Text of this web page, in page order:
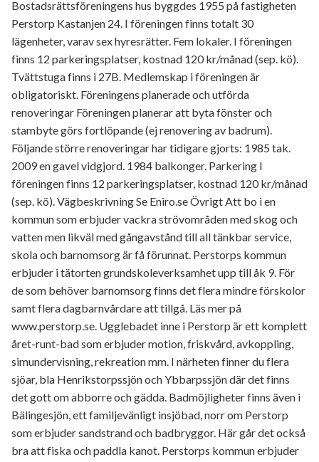
Bostadsrättsföreningens hus byggdes 1955 på fastigheten
Perstorp Kastanjen 24. I föreningen finns totalt 30
lägenheter, varav sex hyresrätter. Fem lokaler. I föreningen
finns 12 parkeringsplatser, kostnad 120 kr/månad (sep. kö).
Tvättstuga finns i 27B. Medlemskap i föreningen är
obligatoriskt. Föreningens planerade och utförda
renoveringar Föreningen planerar att byta fönster och
stambyte görs fortlöpande (ej renovering av badrum).
Följande större renoveringar har tidigare gjorts: 1985 tak.
2009 en gavel vidgjord. 1984 balkonger. Parkering I
föreningen finns 12 parkeringsplatser, kostnad 120 kr/månad
(sep. kö). Vägbeskrivning Se Eniro.se Övrigt Att bo i en
kommun som erbjuder vackra strövområden med skog och
vatten men likväl med gångavstånd till all tänkbar service,
skola och barnomsorg är få förunnat. Perstorps kommun
erbjuder i tätorten grundskoleverksamhet upp till åk 9. För
de som behöver barnomsorg finns det flera mindre förskolor
samt flera dagbarnvårdare att tillgå. Läs mer på
www.perstorp.se. Ugglebadet inne i Perstorp är ett komplett
året-runt-bad som erbjuder motion, friskvård, avkoppling,
simundervisning, rekreation mm. I närheten finner du flera
sjöar, bla Henrikstorpssjön och Ybbarpssjön där det finns
det gott om abborre och gädda. Badmöjligheter finns även i
Bälingesjön, ett familjevänligt insjöbad, norr om Perstorp
som erbjuder sandstrand och badbryggor. Här går det också
bra att fiska och paddla kanot. Perstorps kommun erbjuder